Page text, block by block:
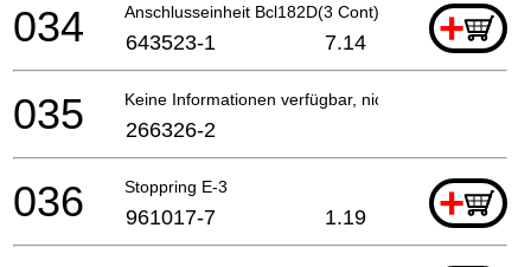
Anschlusseinheit Bcl182D(3 Cont) A +
034 643523-1 7.14
Keine Informationen verfügbar, nicht bestellbar
035 266326-2
Stoppring E-3 +
036 961017-7 1.19